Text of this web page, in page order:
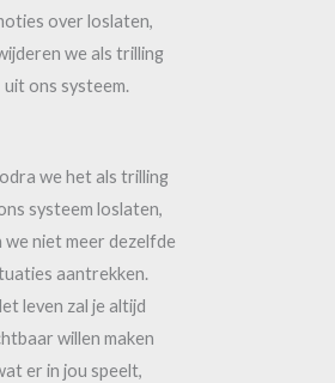
over loslaten,
we als trilling
uit ons systeem.
we het als trilling
systeem loslaten,
we niet meer dezelfde
aantrekken.
leven zal je altijd
willen maken
er in jou speelt,